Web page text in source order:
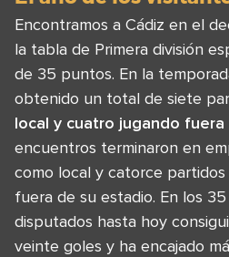
Encontramos a Cádiz en el
la tabla de Primera división
de 35 puntos. En la
obtenido un total de siete
local y cuatro jugando fuera
encuentros terminaron en
como local y catorce
fuera de su estadio. En los
disputados hasta hoy
veinte goles y ha encajado